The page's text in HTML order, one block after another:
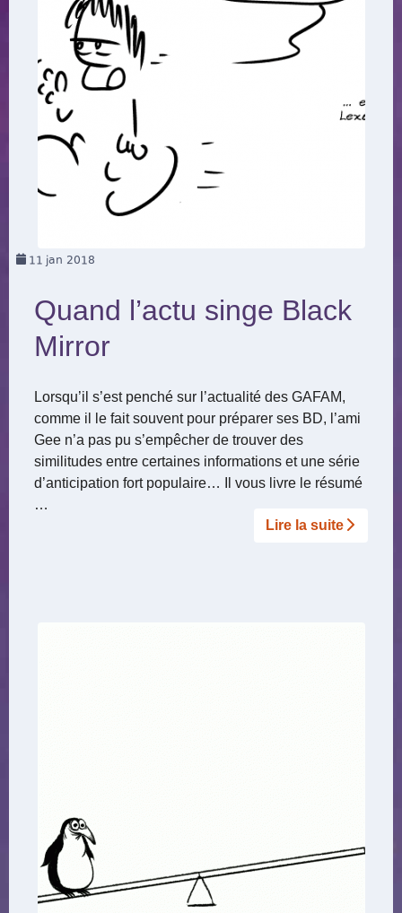
11 jan 2018
Quand l’actu singe Black
Mirror
Lorsqu’il s’est penché sur l’actualité des GAFAM,
comme il le fait souvent pour préparer ses BD, l’ami
Gee n’a pas pu s’empêcher de trouver des
similitudes entre certaines informations et une série
d’anticipation fort populaire… Il vous livre le résumé
…
Lire la suite­­